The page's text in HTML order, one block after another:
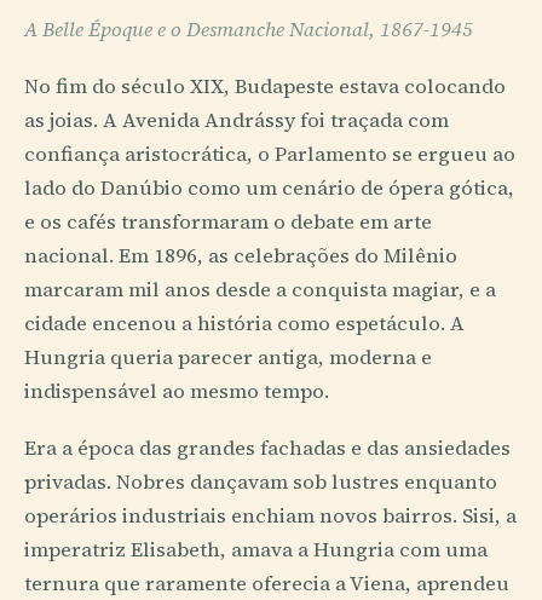
A Belle Époque e o Desmanche Nacional, 1867-1945
No fim do século XIX, Budapeste estava colocando
as joias. A Avenida Andrássy foi traçada com
confiança aristocrática, o Parlamento se ergueu ao
lado do Danúbio como um cenário de ópera gótica,
e os cafés transformaram o debate em arte
nacional. Em 1896, as celebrações do Milênio
marcaram mil anos desde a conquista magiar, e a
cidade encenou a história como espetáculo. A
Hungria queria parecer antiga, moderna e
indispensável ao mesmo tempo.
Era a época das grandes fachadas e das ansiedades
privadas. Nobres dançavam sob lustres enquanto
operários industriais enchiam novos bairros. Sisi, a
imperatriz Elisabeth, amava a Hungria com uma
ternura que raramente oferecia a Viena, aprendeu